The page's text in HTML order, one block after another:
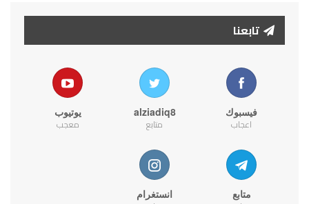
تابعنا
فيسبوك
اعجاب
alziadiq8
متابع
يوتيوب
معجب
متابع انستغرام